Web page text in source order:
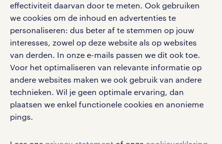
effectiviteit daarvan door te meten. Ook gebruiken
we cookies om de inhoud en advertenties te
personaliseren: dus beter af te stemmen op jouw
interesses, zowel op deze website als op websites
van derden. In onze e-mails passen we dit ook toe.
Voor het optimaliseren van relevante informatie op
andere websites maken we ook gebruik van andere
technieken. Wil je geen optimale ervaring, dan
plaatsen we enkel functionele cookies en anonieme
pings.
werken bij randstad
gebruikersvoorwaarden
privacystatement
cookies
disclaimer
sitemap